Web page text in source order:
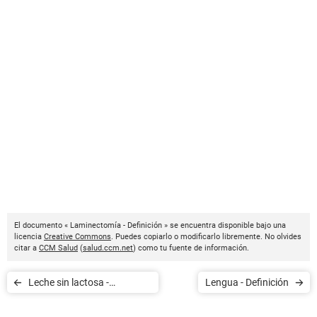
El documento « Laminectomía - Definición » se encuentra disponible bajo una
licencia Creative Commons. Puedes copiarlo o modificarlo libremente. No olvides
citar a CCM Salud (salud.ccm.net) como tu fuente de información.
Leche sin lactosa -
Lengua - Definición